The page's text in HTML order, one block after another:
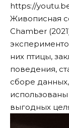
https://
Живописная
Chamber
них птицы,
поведения,
сборе
выгодных